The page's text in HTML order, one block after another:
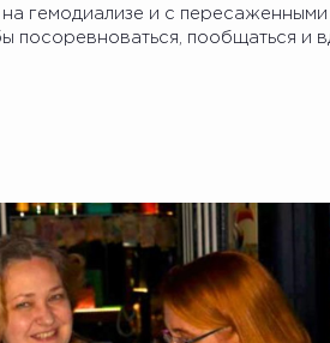
гемодиализе и с
посоревноваться, пообщаться и